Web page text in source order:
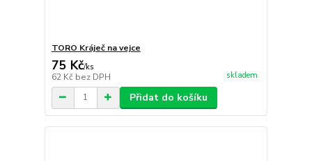
TORO Kráječ na vejce
75 Kč/ks
62 Kč bez DPH skladem
Přidat do košíku